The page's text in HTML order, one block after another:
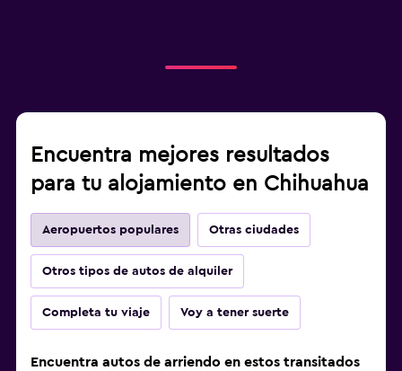
Encuentra mejores resultados
para tu alojamiento en Chihuahua
Aeropuertos populares Otras ciudades
Otros tipos de autos de alquiler
Completa tu viaje Voy a tener suerte
Encuentra autos de arriendo en estos transitados